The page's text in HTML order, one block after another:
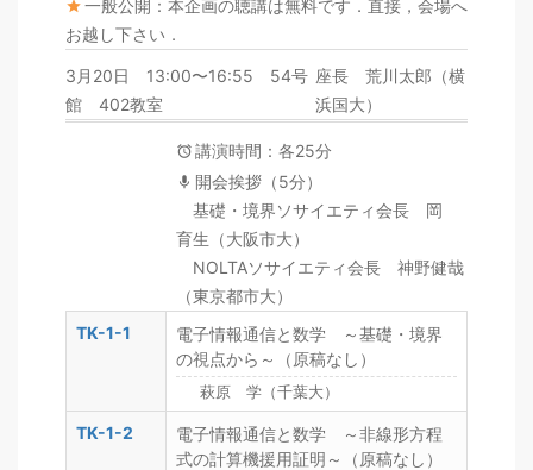
一般公開：本企画の聴講は無料です．直接，会場へ
お越し下さい．
3月20日 13:00〜16:55 54号
館 402教室
座長 荒川太郎（横
浜国大）
講演時間：各25分
開会挨拶（5分）
基礎・境界ソサイエティ会長 岡
育生（大阪市大）
NOLTAソサイエティ会長 神野健哉
（東京都市大）
TK-1-1
電子情報通信と数学 ～基礎・境界
の視点から～（原稿なし）
萩原 学（千葉大）
TK-1-2
電子情報通信と数学 ～非線形方程
式の計算機援用証明～（原稿なし）